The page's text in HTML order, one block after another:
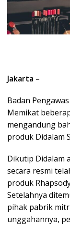
Jakarta –
Badan
Memikat
mengandung
produk Didalam
Dikutip Didalam
secara resmi
produk
Setelahnya
pihak pabrik
unggahannya,